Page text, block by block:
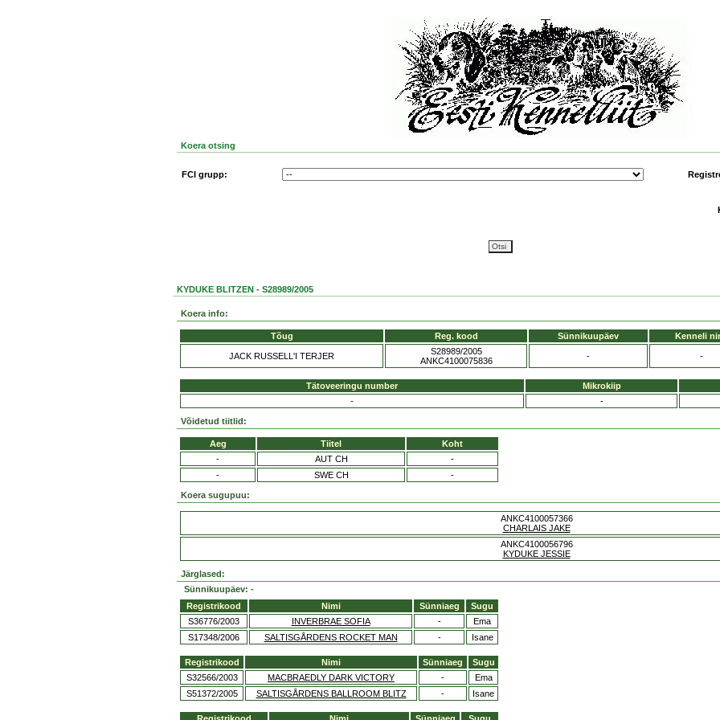
Koera otsing
FCI grupp:
KYDUKE BLITZEN - S28989/2005
Koera info:
Tõug Reg. kood Sünnikuupäev Kenneli
JACK RUSSELL'I TERJER
S28989/2005
ANKC4100075836
- -
Tätoveeringu number Mikrokiip
-
-
Võidetud tiitlid:
Aeg Tiitel
Koht
-
AUT CH
-
-
SWE CH -
Koera sugupuu:
ANKC4100057366
CHARLAIS JAKE
ANKC4100056796
KYDUKE JESSIE
Järglased:
Sünnikuupäev: -
Registrikood
Nimi Sünniaeg
Sugu
S36776/2003
INVERBRAE SOFIA -
Ema
S17348/2006
SALTISGÅRDENS ROCKET MAN - Isane
Registrikood Nimi Sünniaeg
Sugu
S32566/2003
MACBRAEDLY DARK VICTORY -
Ema
S51372/2005
SALTISGÅRDENS BALLROOM BLITZ - Isane